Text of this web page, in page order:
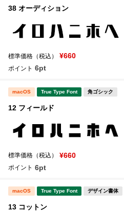
38 オーディション
標準価格（税込） ¥660
ポイント 6pt
macOS True Type Font 角ゴシック
12 フィールド
標準価格（税込） ¥660
ポイント 6pt
macOS True Type Font デザイン書体
13 コットン